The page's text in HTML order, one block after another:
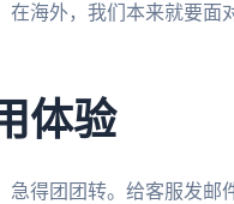
在海外，我们本来就要
体验
急得团团转。给客服发邮